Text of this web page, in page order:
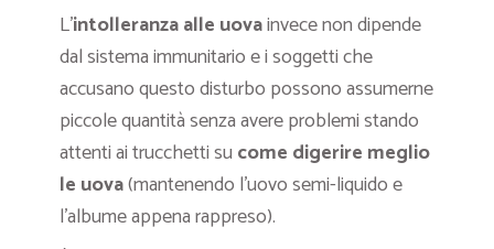
L’intolleranza alle uovainvece non dipende
dal sistema immunitario e i soggetti che
accusano questo disturbo possono assumerne
piccole quantità senza avere problemi stando
attenti ai trucchetti su come digerire meglio
le uova(mantenendo l’uovo semi-liquido e
l’albume appena rappreso).